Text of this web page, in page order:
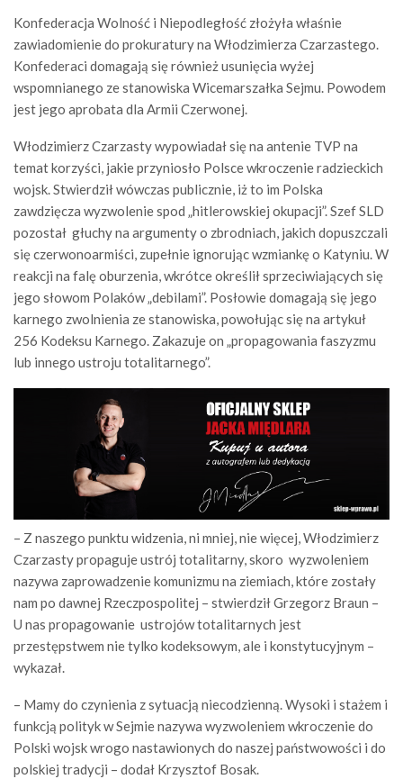
Konfederacja Wolność i Niepodległość złożyła właśnie
zawiadomienie do prokuratury na Włodzimierza Czarzastego.
Konfederaci domagają się również usunięcia wyżej
wspomnianego ze stanowiska Wicemarszałka Sejmu. Powodem
jest jego aprobata dla Armii Czerwonej.
Włodzimierz Czarzasty wypowiadał się na antenie TVP na
temat korzyści, jakie przyniosło Polsce wkroczenie radzieckich
wojsk. Stwierdził wówczas publicznie, iż to im Polska
zawdzięcza wyzwolenie spod „hitlerowskiej okupacji”. Szef SLD
pozostał głuchy na argumenty o zbrodniach, jakich dopuszczali
się czerwonoarmiści, zupełnie ignorując wzmiankę o Katyniu. W
reakcji na falę oburzenia, wkrótce określił sprzeciwiających się
jego słowom Polaków „debilami”. Posłowie domagają się jego
karnego zwolnienia ze stanowiska, powołując się na artykuł
256 Kodeksu Karnego. Zakazuje on „propagowania faszyzmu
lub innego ustroju totalitarnego”.
– Z naszego punktu widzenia, ni mniej, nie więcej, Włodzimierz
Czarzasty propaguje ustrój totalitarny, skoro wyzwoleniem
nazywa zaprowadzenie komunizmu na ziemiach, które zostały
nam po dawnej Rzeczpospolitej – stwierdził Grzegorz Braun –
U nas propagowanie ustrojów totalitarnych jest
przestępstwem nie tylko kodeksowym, ale i konstytucyjnym –
wykazał.
– Mamy do czynienia z sytuacją niecodzienną. Wysoki i stażem i
funkcją polityk w Sejmie nazywa wyzwoleniem wkroczenie do
Polski wojsk wrogo nastawionych do naszej państwowości i do
polskiej tradycji – dodał Krzysztof Bosak.